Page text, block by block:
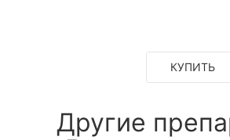
КУПИТЬ
Другие